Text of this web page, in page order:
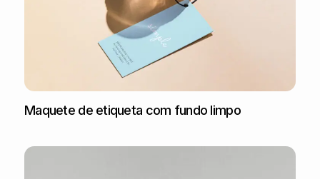
Maquete de etiqueta com fundo limpo